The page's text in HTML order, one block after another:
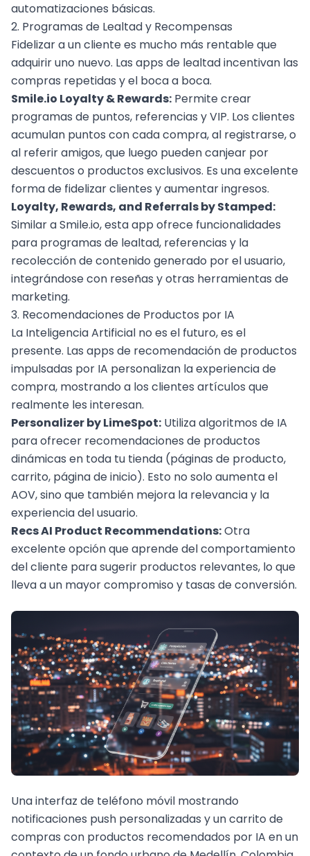
automatizaciones básicas.
2. Programas de Lealtad y Recompensas
Fidelizar a un cliente es mucho más rentable que
adquirir uno nuevo. Las apps de lealtad incentivan las
compras repetidas y el boca a boca.
Smile.io Loyalty & Rewards: Permite crear
programas de puntos, referencias y VIP. Los clientes
acumulan puntos con cada compra, al registrarse, o
al referir amigos, que luego pueden canjear por
descuentos o productos exclusivos. Es una excelente
forma de fidelizar clientes y aumentar ingresos.
Loyalty, Rewards, and Referrals by Stamped:
Similar a Smile.io, esta app ofrece funcionalidades
para programas de lealtad, referencias y la
recolección de contenido generado por el usuario,
integrándose con reseñas y otras herramientas de
marketing.
3. Recomendaciones de Productos por IA
La Inteligencia Artificial no es el futuro, es el
presente. Las apps de recomendación de productos
impulsadas por IA personalizan laexperiencia de
compra, mostrando a los clientes artículos que
realmente les interesan.
Personalizer by LimeSpot: Utiliza algoritmos de IA
para ofrecer recomendaciones de productos
dinámicas en toda tu tienda (páginas de producto,
carrito, página de inicio). Esto no solo aumenta el
AOV, sino que también mejora la relevancia y la
experiencia del usuario.
Recs AI Product Recommendations:Otra
excelente opción que aprende del comportamiento
del cliente para sugerir productos relevantes, lo que
lleva a un mayor compromiso y tasas de conversión.
Una interfaz de teléfono móvil mostrando
notificaciones push personalizadas y un carrito de
compras con productos recomendados por IA en un